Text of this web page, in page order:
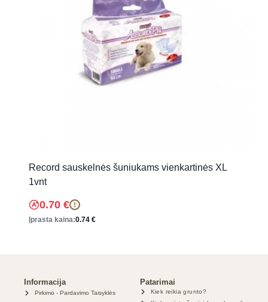
Record sauskelnės šuniukams vienkartinės XL
1vnt
0.70 € !
Įprasta kaina:0.74 €
Informacija
Pirkimo - Pardavimo Taisyklės
Patarimai
Kiek reikia grunto?